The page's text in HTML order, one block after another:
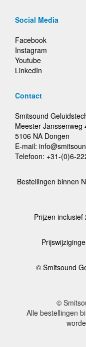
Social Media
Facebook
Instagram
Youtube
LinkedIn
Contact
Smitsound
Meester Janssenweg
5106 NA Dongen
E-mail:
Telefoon: +31-(0)6-
Bestellingen binnen
Prijzen
© Smitsound
©
Alle bestellingen